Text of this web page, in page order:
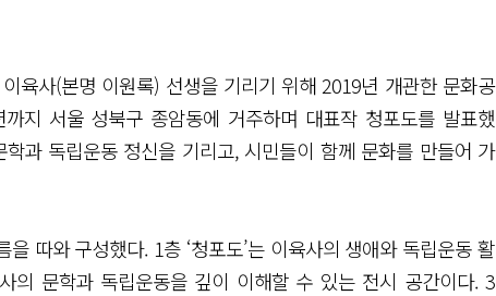
육사(본명 이원록) 선생을 기리기 위해 2019년 개관한 문화공
지 서울 성북구 종암동에 거주하며 대표작 청포도를 발표했
과 독립운동 정신을 기리고, 시민들이 함께 문화를 만들어 가
따와 구성했다. 1층 ‘청포도’는 이육사의 생애와 독립운동 활
의 문학과 독립운동을 깊이 이해할 수 있는 전시 공간이다. 3